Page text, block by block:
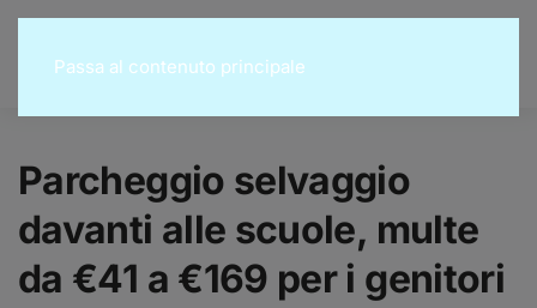
Passa al contenuto principale
Parcheggio selvaggio
davanti alle scuole, multe
da €41 a €169 per i genitori